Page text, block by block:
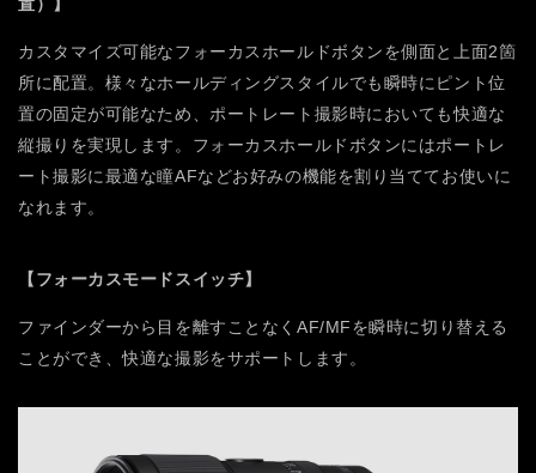
カスタマイズ可能なフォーカスホールドボタンを側面と上面2箇
所に配置。様々なホールディングスタイルでも瞬時にピント位
置の固定が可能なため、ポートレート撮影時においても快適な
縦撮りを実現します。フォーカスホールドボタンにはポートレ
ート撮影に最適な瞳AFなどお好みの機能を割り当ててお使いに
なれます。
【フォーカスモードスイッチ】
ファインダーから目を離すことなくAF/MFを瞬時に切り替える
ことができ、快適な撮影をサポートします。